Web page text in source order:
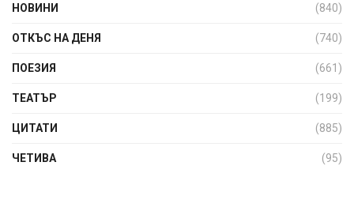
НОВИНИ (840)
ОТКЪС НА ДЕНЯ (740)
ПОЕЗИЯ (661)
ТЕАТЪР (199)
ЦИТАТИ (885)
ЧЕТИВА (95)